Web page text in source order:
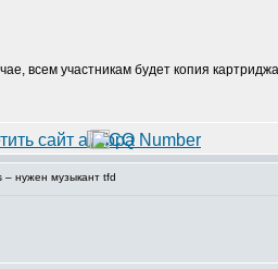
всем участникам будет копия
нужен музыкант tfd